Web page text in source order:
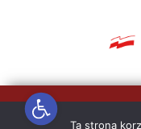
Otwórz
Ta strona